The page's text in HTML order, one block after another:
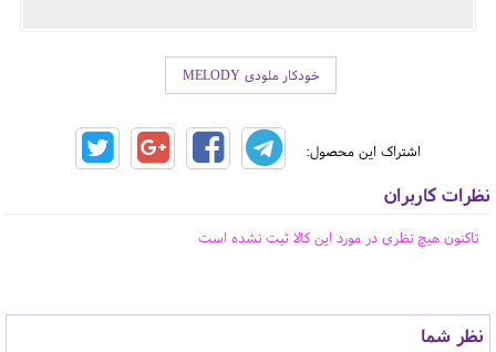
خودکار ملودی MELODY
اشتراک این محصول:
نظرات کاربران
تاکنون هیچ نظری در مورد این کالا ثبت نشده است
نظر شما